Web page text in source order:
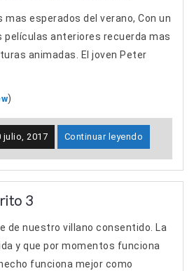
mas esperados del verano, Con un
películas anteriores recuerda mas
animadas. El joven Peter
)
julio, 2017 Continuar leyendo
3
de nuestro villano consentido. La
y que por momentos funciona
funciona mejor como